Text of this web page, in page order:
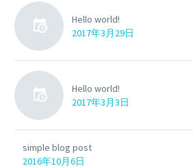
Hello world!
2017年3月29日
Hello world!
2017年3月3日
simple blog post
2016年10月6日